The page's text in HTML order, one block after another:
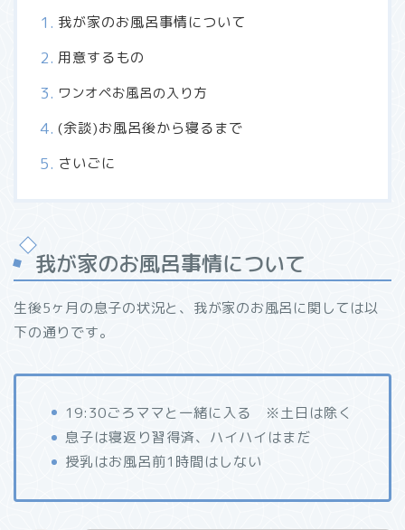
我が家のお風呂事情について
用意するもの
ワンオペお風呂の入り方
(余談)お風呂後から寝るまで
さいごに
我が家のお風呂事情について
生後5ヶ月の息子の状況と、我が家のお風呂に関しては以
下の通りです。
19:30ごろママと一緒に入る ※土日は除く
息子は寝返り習得済、ハイハイはまだ
授乳はお風呂前1時間はしない